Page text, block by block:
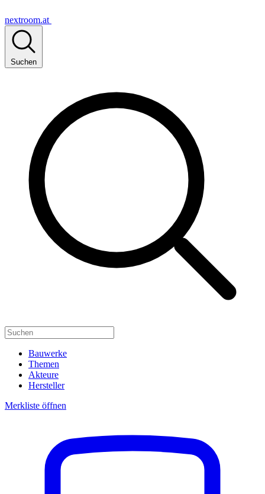
nextroom.at
Suchen
Bauwerke
Themen
Akteure
Hersteller
Merkliste öffnen